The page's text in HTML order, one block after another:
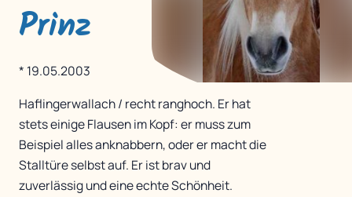
Prinz
* 19.05.2003
Haflingerwallach / recht ranghoch. Er hat
stets einige Flausen im Kopf: er muss zum
Beispiel alles anknabbern, oder er macht die
Stalltüre selbst auf. Er ist brav und
zuverlässig und eine echte Schönheit.